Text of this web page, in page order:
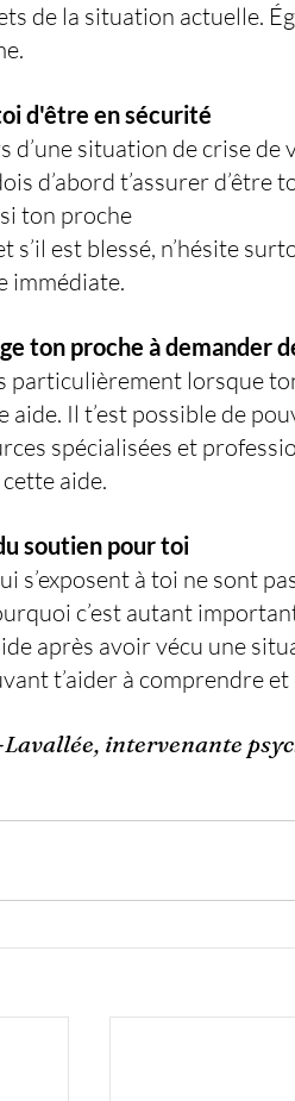
de la situation actuelle.
d'être en sécurité
d’une situation de crise
d’abord t’assurer d’être
ton proche
s’il est blessé, n’hésite
immédiate.
ton proche à demander de
particulièrement lorsque
aide. Il t’est possible de
spécialisées et
aide.
soutien pour toi
s’exposent à toi ne sont
c’est autant
après avoir vécu une
t’aider à comprendre
intervenante